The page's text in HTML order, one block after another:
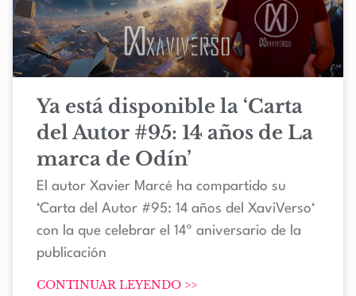
Ya está disponible la ‘Carta
del Autor #95: 14 años de La
marca de Odín’
El autor Xavier Marcé ha compartido su
‘Carta del Autor #95: 14 años del XaviVerso‘
con la que celebrar el 14º aniversario de la
publicación
CONTINUAR LEYENDO >>